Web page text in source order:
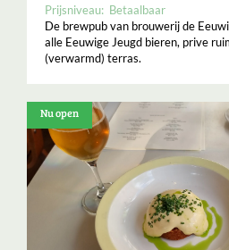
Prijsniveau: Betaalbaar
De brewpub van brouwerij de
alle Eeuwige Jeugd bieren, prive
(verwarmd) terras.
Nu open